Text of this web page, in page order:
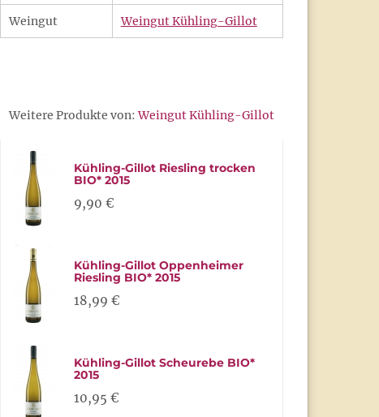
Weingut Weingut Kühling-Gillot
Weitere Produkte von:Weingut Kühling-Gillot
Kühling-Gillot Riesling trocken
BIO* 2015
9,90 €
Kühling-Gillot Oppenheimer
Riesling BIO* 2015
18,99 €
Kühling-Gillot Scheurebe BIO*
2015
10,95 €